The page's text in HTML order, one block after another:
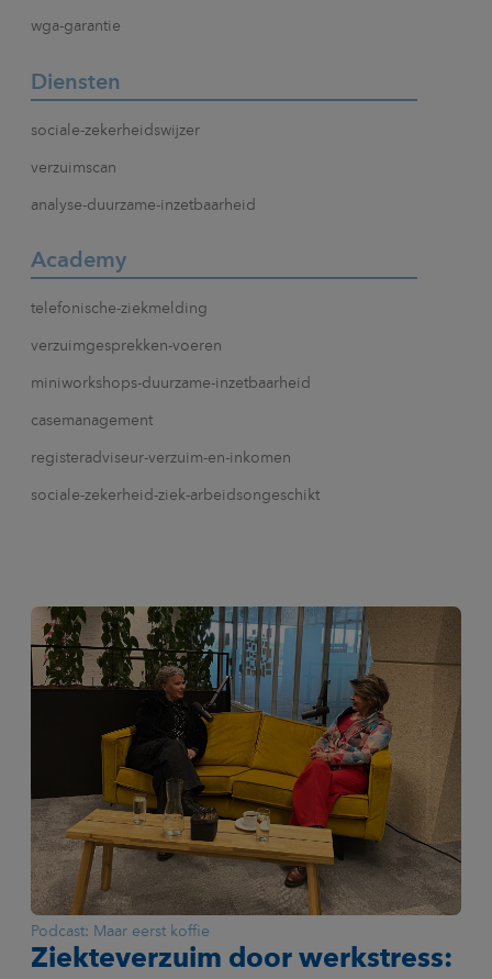
wga-garantie
Diensten
sociale-zekerheidswijzer
verzuimscan
analyse-duurzame-inzetbaarheid
Academy
telefonische-ziekmelding
verzuimgesprekken-voeren
miniworkshops-duurzame-inzetbaarheid
casemanagement
registeradviseur-verzuim-en-inkomen
sociale-zekerheid-ziek-arbeidsongeschikt
Podcast: Maar eerst koffie
Ziekteverzuim door werkstress: